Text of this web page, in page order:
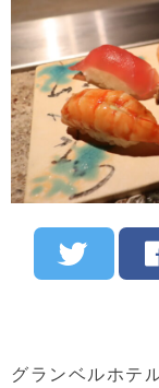
グランベルホテ